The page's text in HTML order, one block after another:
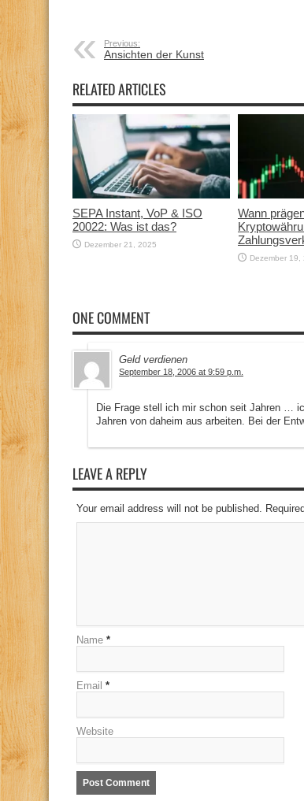
Previous:
Ansichten der Kunst
RELATED ARTICLES
SEPA Instant, VoP & ISO
20022: Was ist das?
Dezember 21, 2025
Wann
Dezember 19,
ONE COMMENT
Geld verdienen
September 18, 2006 at 9:59 p.m.
Die Frage stell ich mir schon seit Jahren …
Jahren von daheim aus arbeiten. Bei der
LEAVE A REPLY
Your email address will not be published.
Name *
Email *
Website